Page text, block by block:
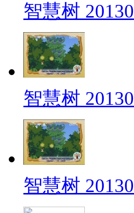
智慧树
智慧树
智慧树